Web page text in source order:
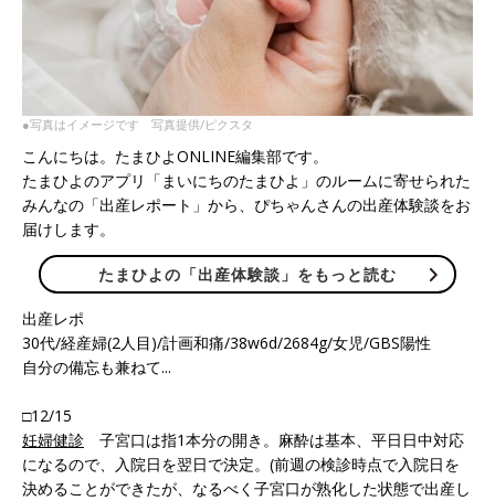
●写真はイメージです 写真提供/ピクスタ
こんにちは。たまひよONLINE編集部です。
たまひよのアプリ「まいにちのたまひよ」のルームに寄せられた
みんなの「出産レポート」から、ぴちゃんさんの出産体験談をお
届けします。
たまひよの「出産体験談」をもっと読む
出産レポ
30代/経産婦(2人目)/計画和痛/38w6d/2684g/女児/GBS陽性
自分の備忘も兼ねて...
□12/15
妊婦健診 子宮口は指1本分の開き。麻酔は基本、平日日中対応
になるので、入院日を翌日で決定。(前週の検診時点で入院日を
決めることができたが、なるべく子宮口が熟化した状態で出産し